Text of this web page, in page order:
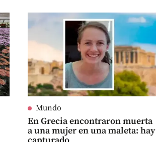
Mundo
En Grecia encontraron muerta
a una mujer en una maleta: hay